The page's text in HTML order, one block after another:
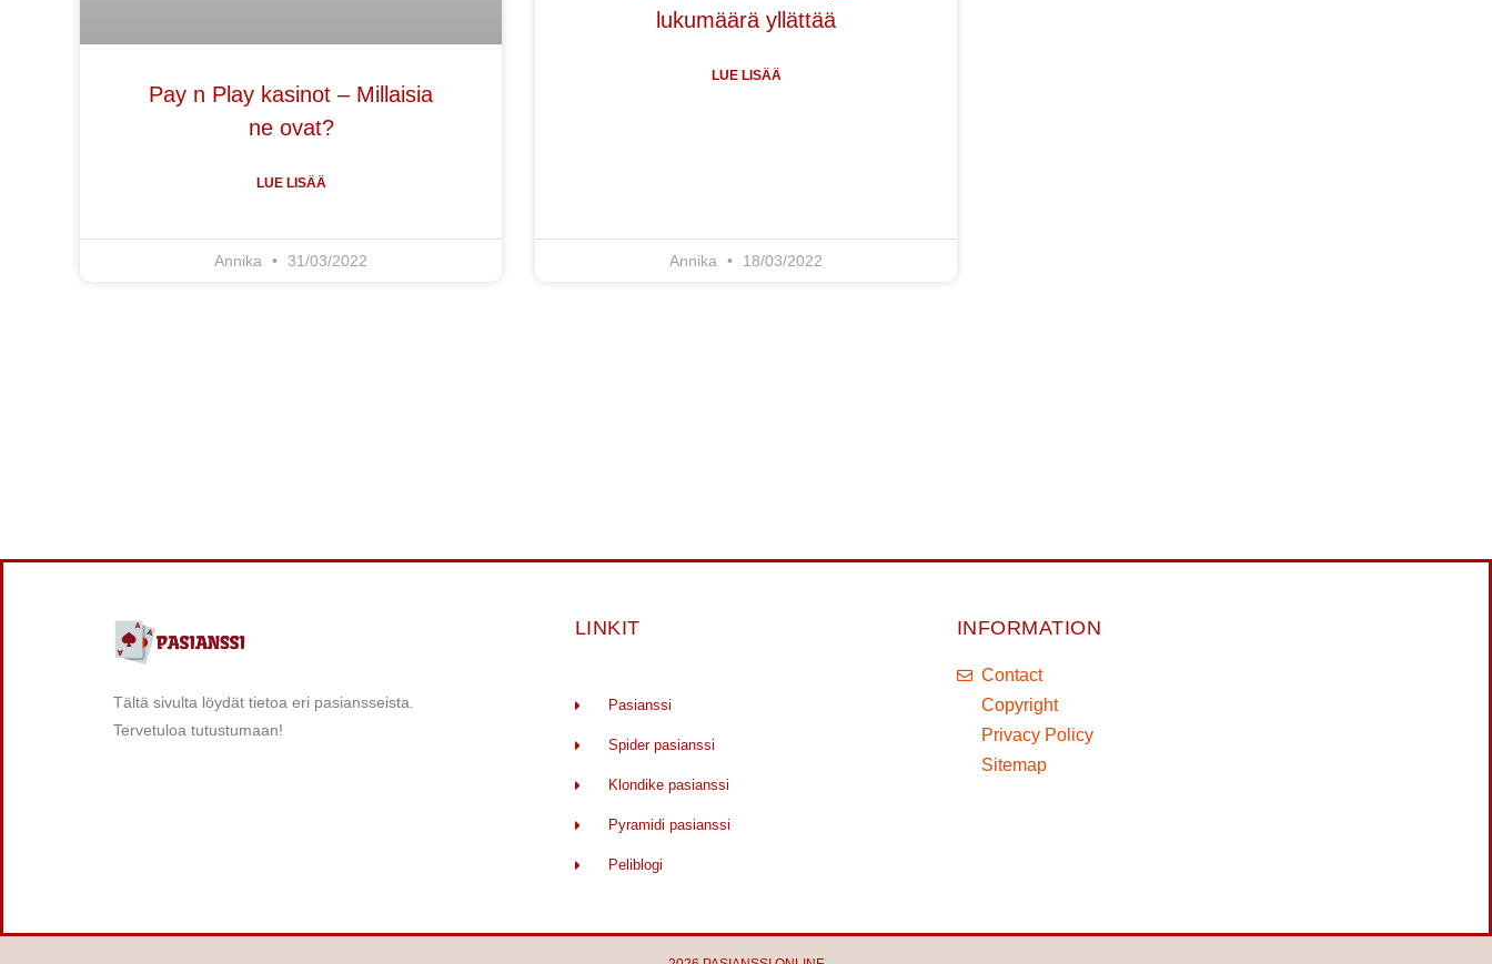
Pay n Play kasinot – Millaisia
ne ovat?
LUE LISÄÄ
Annika 31/03/2022
lukumäärä yllättää
LUE LISÄÄ
Annika 18/03/2022
Tältä sivulta löydät tietoa eri pasiansseista.
Tervetuloa tutustumaan!
LINKIT
Pasianssi
Spider pasianssi
Klondike pasianssi
Pyramidi pasianssi
Peliblogi
INFORMATION
Contact
Copyright
Privacy Policy
Sitemap